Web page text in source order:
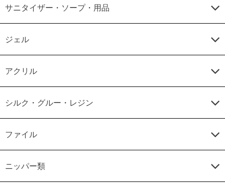
サニタイザー・ソープ・用品
ジェル
アクリル
シルク・グルー・レジン
ファイル
ニッパー類